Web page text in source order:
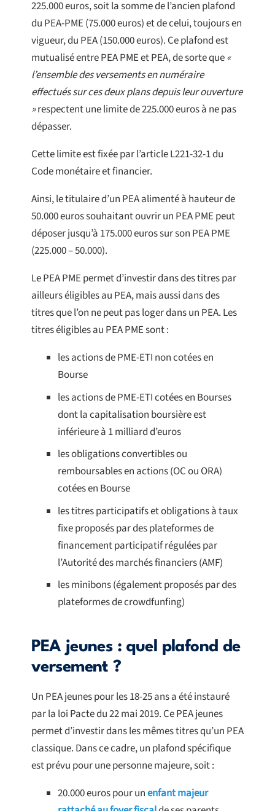
225.000 euros, soit la somme de l’ancien plafond
du PEA-PME (75.000 euros) et de celui, toujours en
vigueur, du PEA (150.000 euros). Ce plafond est
mutualisé entre PEA PME et PEA, de sorte que«
l’ensemble des versements en numéraire
effectués sur ces deux plans depuis leur ouverture
»respectent une limite de 225.000 euros à ne pas
dépasser.
Cette limite est fixée par l’article L221-32-1 du
Code monétaire et financier.
Ainsi, le titulaire d’un PEA alimenté à hauteur de
50.000 euros souhaitant ouvrir un PEA PME peut
déposer jusqu’à 175.000 euros sur son PEA PME
(225.000 – 50.000).
Le PEA PME permet d’investir dans des titres par
ailleurs éligibles au PEA, mais aussi dans des
titres que l’on ne peut pas loger dans un PEA. Les
titres éligibles au PEA PME sont :
les actions de PME-ETI non cotées en
Bourse
les actions de PME-ETI cotées en Bourses
dont la capitalisation boursière est
inférieure à 1 milliard d’euros
les obligations convertibles ou
remboursables en actions (OC ou ORA)
cotées en Bourse
les titres participatifs et obligations à taux
fixe proposés par des plateformes de
financement participatif régulées par
l’Autorité des marchés financiers (AMF)
les minibons (également proposés par des
plateformes de crowdfunfing)
PEA jeunes : quel plafond de
versement ?
Un PEA jeunes pour les 18-25 ans a été instauré
par la loi Pacte du 22 mai 2019. Ce PEA jeunes
permet d’investir dans les mêmes titres qu’un PEA
classique. Dans ce cadre, un plafond spécifique
est prévu pour une personne majeure, soit :
20.000 euros pour unenfant majeur